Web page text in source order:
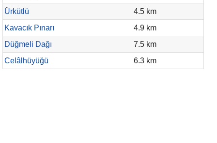
Ürkütlü
4.5 km
Kavacık Pınarı
4.9 km
Düğmeli Dağı
7.5 km
Celâlhüyüğü
6.3 km